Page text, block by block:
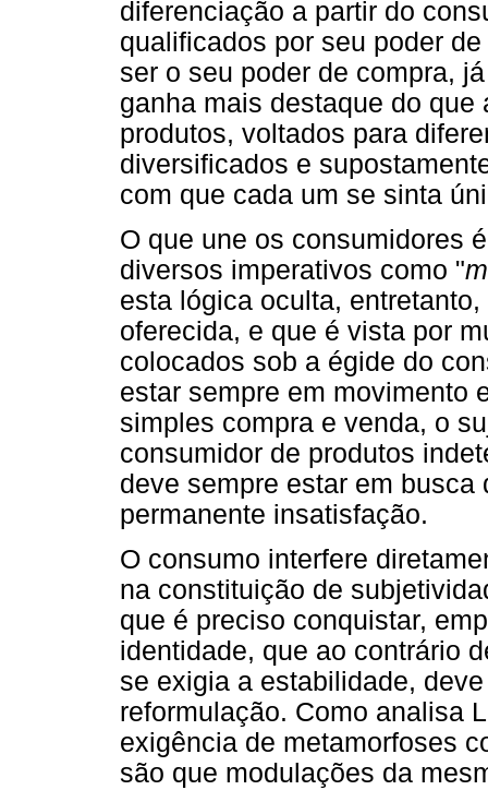
diferenciação a partir do
qualificados por seu poder
ser o seu poder de compra,
ganha mais destaque do que
produtos, voltados para
diversificados e
com que cada um se sinta
O que une os consumidores
diversos imperativos como "
esta lógica oculta,
oferecida, e que é vista por
colocados sob a égide do
estar sempre em movimento
simples compra e venda, o
consumidor de produtos
deve sempre estar em
permanente insatisfação.
O consumo interfere
na constituição de
que é preciso conquistar,
identidade, que ao contrário
se exigia a estabilidade,
reformulação. Como analisa
exigência de metamorfoses
são que modulações da